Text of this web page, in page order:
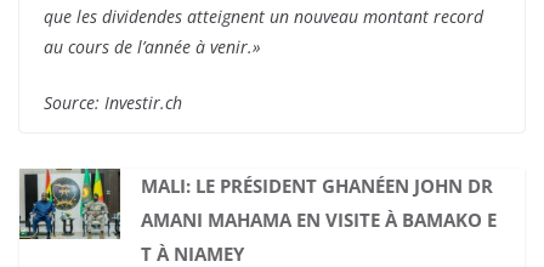
que les dividendes atteignent un nouveau montant record
au cours de l’année à venir.»
Source: Investir.ch
MALI: LE PRÉSIDENT GHANÉEN JOHN DR
AMANI MAHAMA EN VISITE À BAMAKO E
T À NIAMEY